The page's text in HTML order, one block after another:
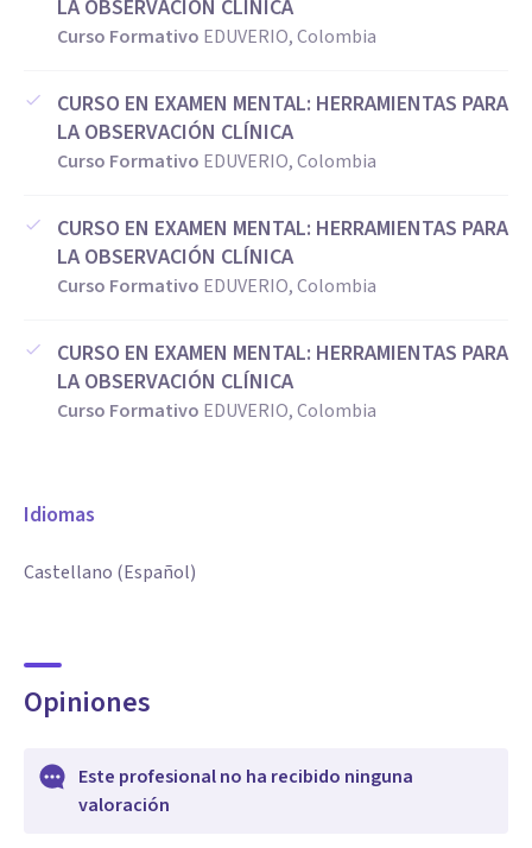
LA OBSERVACIÓN CLÍNICA
Curso Formativo EDUVERIO, Colombia
CURSO EN EXAMEN MENTAL: HERRAMIENTAS PARA
LA OBSERVACIÓN CLÍNICA
Curso Formativo EDUVERIO, Colombia
CURSO EN EXAMEN MENTAL: HERRAMIENTAS PARA
LA OBSERVACIÓN CLÍNICA
Curso Formativo EDUVERIO, Colombia
CURSO EN EXAMEN MENTAL: HERRAMIENTAS PARA
LA OBSERVACIÓN CLÍNICA
Curso Formativo EDUVERIO, Colombia
Idiomas
Castellano (Español)
Opiniones
Este profesional no ha recibido ninguna
valoración